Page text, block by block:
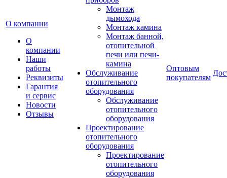
О компании
О
компании
Наши
работы
Реквизиты
Гарантия
и сервис
Новости
Отзывы
Монтаж
дымохода
Монтаж камина
Монтаж банной,
отопительной
печи или печи-
камина
Обслуживание
отопительного
оборудования
Обслуживание
отопительного
оборудования
Проектирование
отопительного
оборудования
Проектирование
отопительного
оборудования
Оптовым
покупателям